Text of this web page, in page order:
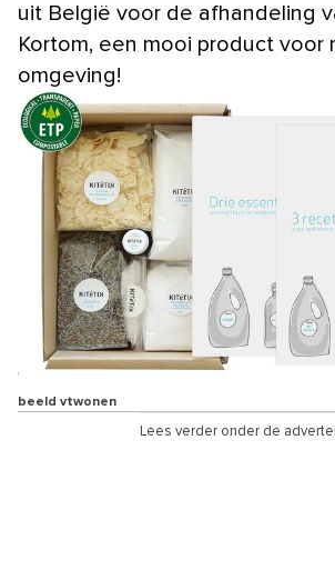
uit België voor de afhandeling
Kortom, een mooi product voor
omgeving!
beeld vtwonen
Lees verder onder de